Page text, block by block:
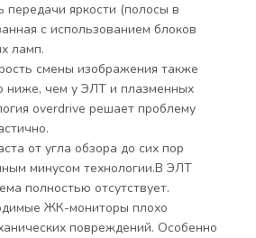
передачи яркости (полосы в
с использованием блоков
ламп.
смены изображения также
ниже, чем у ЭЛТ и плазменных
overdrive решает проблему
от угла обзора до сих пор
минусом технологии.В ЭЛТ
полностью отсутствует.
ЖК-мониторы плохо
повреждений. Особенно